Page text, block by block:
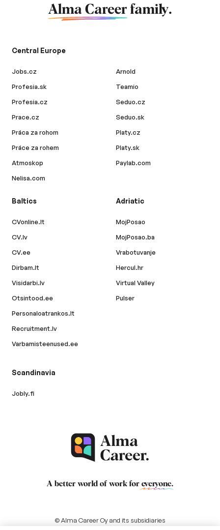
Alma Career family.
Central Europe
Jobs.cz
Profesia.sk
Profesia.cz
Prace.cz
Práca za rohom
Práce za rohem
Atmoskop
Nelisa.com
Arnold
Teamio
Seduo.cz
Seduo.sk
Platy.cz
Platy.sk
Paylab.com
Baltics
CVonline.lt
CV.lv
CV.ee
Dirbam.lt
Visidarbi.lv
Otsintood.ee
Personaloatrankos.lt
Recruitment.lv
Varbamisteenused.ee
Adriatic
MojPosao
MojPosao.ba
Vrabotuvanje
Hercul.hr
Virtual Valley
Pulser
Scandinavia
Jobly.fi
A better world of work for everyone.
© Alma Career Oy and its subsidiaries